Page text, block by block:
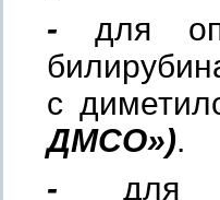
-для
с
ДМСО»).
- для